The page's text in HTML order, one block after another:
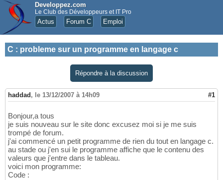
Developpez.com
Le Club des Développeurs et IT Pro
Actus Forum C Emploi
C : probleme sur un programme en langage c
Répondre à la discussion
haddad , le 13/12/2007 à 14h09 #1
Bonjour,a tous
je suis nouveau sur le site donc excusez moi si je me suis
trompé de forum.
j'ai commencé un petit programme de rien du tout en langage c.
au stade ou j'en sui le programme affiche que le contenu des
valeurs que j'entre dans le tableau.
voici mon programme:
Code :